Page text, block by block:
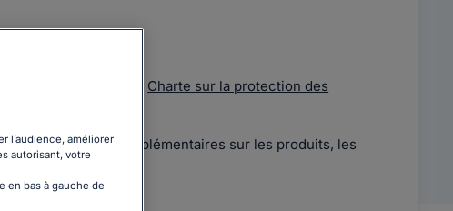
Charte sur la protection des
informations complémentaires sur les produits, les
l’audience, améliorer
autorisant, votre
en bas à gauche de